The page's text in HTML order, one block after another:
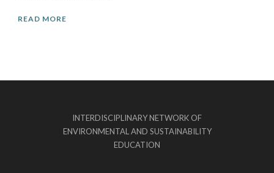
READ MORE
INTERDISCIPLINARY NETWORK OF
ENVIRONMENTAL AND SUSTAINABILITY
EDUCATION